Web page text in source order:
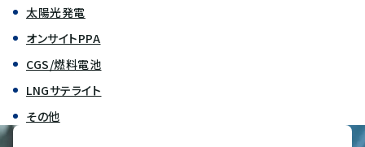
太陽光発電
オンサイトPPA
CGS/燃料電池
LNGサテライト
その他